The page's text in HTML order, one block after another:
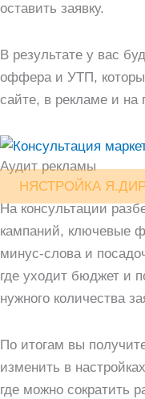
оставить заявку.
В результате у вас
оффера и УТП,
сайте, в рекламе и на
Аудит рекламы
НЯСТРОЙКА
На консультации
кампаний, ключевые
минус-слова и
где уходит бюджет и
нужного количества
По итогам вы
изменить в
где можно сократить